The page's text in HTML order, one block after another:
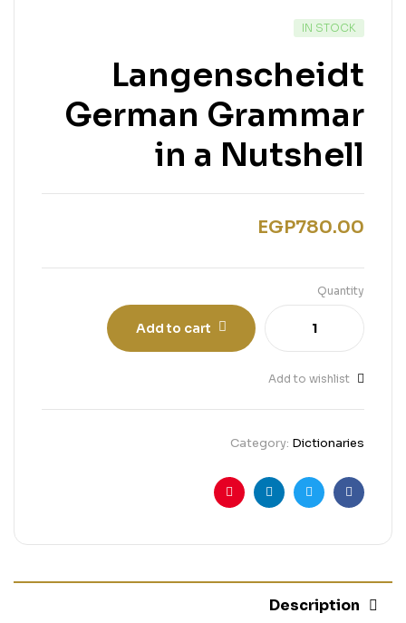
IN STOCK
Langenscheidt
German Grammar
in a Nutshell
EGP780.00
Quantity
Add to cart
Add to wishlist
Category: Dictionaries
Facebook
Twitter
Linkedin
Pinterest
Description